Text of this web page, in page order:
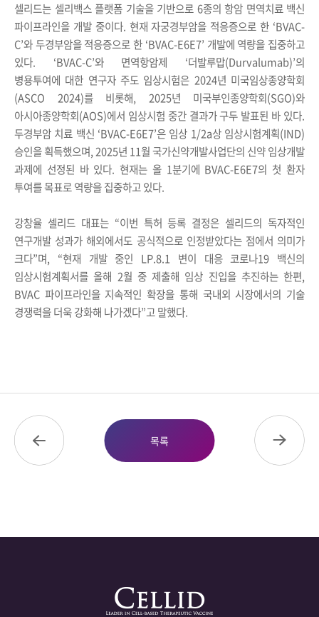
셀리드는 셀리백스 플랫폼 기술을 기반으로 6종의 항암 면역치료 백신
파이프라인을 개발 중이다. 현재 자궁경부암을 적응증으로 한 ‘BVAC-
C’와 두경부암을 적응증으로 한 ‘BVAC-E6E7’ 개발에 역량을 집중하고
있다. ‘BVAC-C’와 면역항암제 ‘더발루맙(Durvalumab)’의
병용투여에 대한 연구자 주도 임상시험은 2024년 미국임상종양학회
(ASCO 2024)를 비롯해, 2025년 미국부인종양학회(SGO)와
아시아종양학회(AOS)에서 임상시험 중간 결과가 구두 발표된 바 있다.
두경부암 치료 백신 ‘BVAC-E6E7’은 임상 1/2a상 임상시험계획(IND)
승인을 획득했으며, 2025년 11월 국가신약개발사업단의 신약 임상개발
과제에 선정된 바 있다.현재는 올 1분기에 BVAC-E6E7의 첫 환자
투여를 목표로 역량을 집중하고 있다.
강창율 셀리드 대표는“이번 특허 등록 결정은 셀리드의 독자적인
연구개발 성과가 해외에서도 공식적으로 인정받았다는 점에서 의미가
크다”며, “현재 개발 중인 LP.8.1 변이 대응 코로나19 백신의
임상시험계획서를 올해 2월 중 제출해 임상 진입을 추진하는 한편,
BVAC 파이프라인을 지속적인 확장을 통해 국내외 시장에서의 기술
경쟁력을 더욱 강화해 나가겠다”고 말했다.
목록